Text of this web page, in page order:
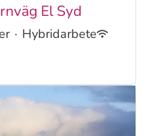
El Syd
· Hybridarbete